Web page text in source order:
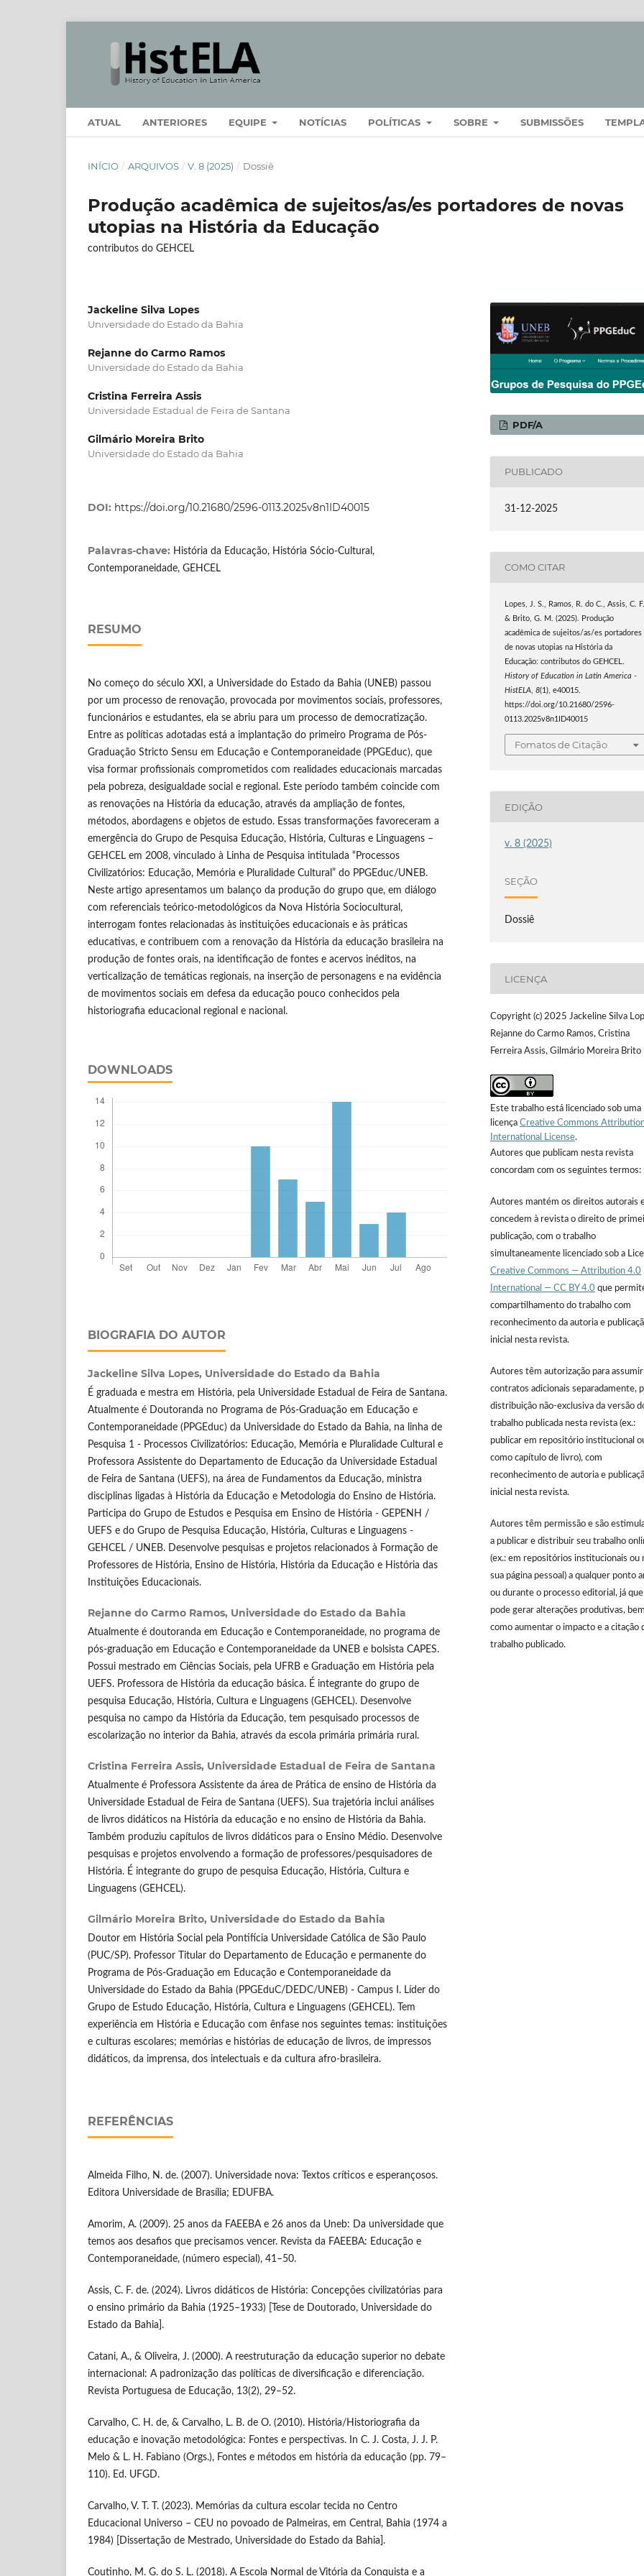
ATUAL ANTERIORES EQUIPE NOTÍCIAS POLÍTICAS SOBRE SUBMISSÕES
INÍCIO / ARQUIVOS / V. 8 (2025) / Dossiê
Produção acadêmica de sujeitos/as/es portadores de novas
utopias na História da Educação
contributos do GEHCEL
Jackeline Silva Lopes
Universidade do Estado da Bahia
Rejanne do Carmo Ramos
Universidade do Estado da Bahia
Cristina Ferreira Assis
Universidade Estadual de Feira de Santana
Gilmário Moreira Brito
Universidade do Estado da Bahia
DOI: https://doi.org/10.21680/2596-0113.2025v8n1ID40015
Palavras-chave: História da Educação, História Sócio-Cultural,
Contemporaneidade, GEHCEL
RESUMO
No começo do século XXI, a Universidade do Estado da Bahia (UNEB) passou
por um processo de renovação, provocada por movimentos sociais, professores,
funcionários e estudantes, ela se abriu para um processo de democratização.
Entre as políticas adotadas está a implantação do primeiro Programa de Pós-
Graduação Stricto Sensu em Educação e Contemporaneidade (PPGEduc), que
visa formar profissionais comprometidos com realidades educacionais marcadas
pela pobreza, desigualdade social e regional. Este período também coincide com
as renovações na História da educação, através da ampliação de fontes,
métodos, abordagens e objetos de estudo. Essas transformações favoreceram a
emergência do Grupo de Pesquisa Educação, História, Culturas e Linguagens –
GEHCEL em 2008, vinculado à Linha de Pesquisa intitulada “Processos
Civilizatórios: Educação, Memória e Pluralidade Cultural” do PPGEduc/UNEB.
Neste artigo apresentamos um balanço da produção do grupo que, em diálogo
com referenciais teórico-metodológicos da Nova História Sociocultural,
interrogam fontes relacionadas às instituições educacionais e às práticas
educativas, e contribuem com a renovação da História da educação brasileira na
produção de fontes orais, na identificação de fontes e acervos inéditos, na
verticalização de temáticas regionais, na inserção de personagens e na evidência
de movimentos sociais em defesa da educação pouco conhecidos pela
historiografia educacional regional e nacional.
DOWNLOADS
BIOGRAFIA DO AUTOR
Jackeline Silva Lopes, Universidade do Estado da Bahia
É graduada e mestra em História, pela Universidade Estadual de Feira de Santana.
Atualmente é Doutoranda no Programa de Pós-Graduação em Educação e
Contemporaneidade (PPGEduc) da Universidade do Estado da Bahia, na linha de
Pesquisa 1 - Processos Civilizatórios: Educação, Memória e Pluralidade Cultural e
Professora Assistente do Departamento de Educação da Universidade Estadual
de Feira de Santana (UEFS), na área de Fundamentos da Educação, ministra
disciplinas ligadas à História da Educação e Metodologia do Ensino de História.
Participa do Grupo de Estudos e Pesquisa em Ensino de História - GEPENH /
UEFS e do Grupo de Pesquisa Educação, História, Culturas e Linguagens -
GEHCEL / UNEB. Desenvolve pesquisas e projetos relacionados à Formação de
Professores de História, Ensino de História, História da Educação e História das
Instituições Educacionais.
Rejanne do Carmo Ramos, Universidade do Estado da Bahia
Atualmente é doutoranda em Educação e Contemporaneidade, no programa de
pós-graduação em Educação e Contemporaneidade da UNEB e bolsista CAPES.
Possui mestrado em Ciências Sociais, pela UFRB e Graduação em História pela
UEFS. Professora de História da educação básica. É integrante do grupo de
pesquisa Educação, História, Cultura e Linguagens (GEHCEL). Desenvolve
pesquisa no campo da História da Educação, tem pesquisado processos de
escolarização no interior da Bahia, através da escola primária primária rural.
Cristina Ferreira Assis, Universidade Estadual de Feira de Santana
Atualmente é Professora Assistente da área de Prática de ensino de História da
Universidade Estadual de Feira de Santana (UEFS). Sua trajetória inclui análises
de livros didáticos na História da educação e no ensino de História da Bahia.
Também produziu capítulos de livros didáticos para o Ensino Médio. Desenvolve
pesquisas e projetos envolvendo a formação de professores/pesquisadores de
História. É integrante do grupo de pesquisa Educação, História, Cultura e
Linguagens (GEHCEL).
Gilmário Moreira Brito, Universidade do Estado da Bahia
Doutor em História Social pela Pontifícia Universidade Católica de São Paulo
(PUC/SP). Professor Titular do Departamento de Educação e permanente do
Programa de Pós-Graduação em Educação e Contemporaneidade da
Universidade do Estado da Bahia (PPGEduC/DEDC/UNEB) - Campus I. Líder do
Grupo de Estudo Educação, História, Cultura e Linguagens (GEHCEL). Tem
experiência em História e Educação com ênfase nos seguintes temas: instituições
e culturas escolares; memórias e histórias de educação de livros, de impressos
didáticos, da imprensa, dos intelectuais e da cultura afro-brasileira.
REFERÊNCIAS
Almeida Filho, N. de. (2007). Universidade nova: Textos críticos e esperançosos.
Editora Universidade de Brasília; EDUFBA.
Amorim, A. (2009). 25 anos da FAEEBA e 26 anos da Uneb: Da universidade que
temos aos desafios que precisamos vencer. Revista da FAEEBA: Educação e
Contemporaneidade, (número especial), 41–50.
Assis, C. F. de. (2024). Livros didáticos de História: Concepções civilizatórias para
o ensino primário da Bahia (1925–1933) [Tese de Doutorado, Universidade do
Estado da Bahia].
Catani, A., & Oliveira, J. (2000). A reestruturação da educação superior no debate
internacional: A padronização das políticas de diversificação e diferenciação.
Revista Portuguesa de Educação, 13(2), 29–52.
Carvalho, C. H. de, & Carvalho, L. B. de O. (2010). História/Historiografia da
educação e inovação metodológica: Fontes e perspectivas. In C. J. Costa, J. J. P.
Melo & L. H. Fabiano (Orgs.), Fontes e métodos em história da educação (pp. 79–
110). Ed. UFGD.
Carvalho, V. T. T. (2023). Memórias da cultura escolar tecida no Centro
Educacional Universo – CEU no povoado de Palmeiras, em Central, Bahia (1974 a
1984) [Dissertação de Mestrado, Universidade do Estado da Bahia].
Coutinho, M. G. do S. L. (2018). A Escola Normal de Vitória da Conquista e a
PDF/A
PUBLICADO
31-12-2025
COMO CITAR
Lopes, J. S., Ramos, R. do C., Assis, C. F.,
& Brito, G. M. (2025). Produção
acadêmica de sujeitos/as/es portadores
de novas utopias na História da
Educação: contributos do GEHCEL.
History of Education in Latin America -
HistELA ,8(1), e40015.
https://doi.org/10.21680/2596-
0113.2025v8n1ID40015
Fomatos de Citação
EDIÇÃO
v. 8 (2025)
SEÇÃO
Dossiê
LICENÇA
Copyright (c) 2025 Jackeline Silva
Rejanne do Carmo Ramos, Cristina
Ferreira Assis, Gilmário Moreira Brito
Este trabalho está licenciado sob uma
licença Creative Commons
International License.
Autores que publicam nesta revista
concordam com os seguintes termos:
Autores mantém os direitos autorais
concedem à revista o direito de
publicação, com o trabalho
simultaneamente licenciado sob a
Creative Commons — Attribution 4.0
International — CC BY 4.0 que
compartilhamento do trabalho com
reconhecimento da autoria e
inicial nesta revista.
Autores têm autorização para assumir
contratos adicionais separadamente,
distribuição não-exclusiva da versão
trabalho publicada nesta revista (ex.:
publicar em repositório institucional
como capítulo de livro), com
reconhecimento de autoria e
inicial nesta revista.
Autores têm permissão e são
a publicar e distribuir seu trabalho
(ex.: em repositórios institucionais ou
sua página pessoal) a qualquer ponto
ou durante o processo editorial, já
pode gerar alterações produtivas, bem
como aumentar o impacto e a citação
trabalho publicado.